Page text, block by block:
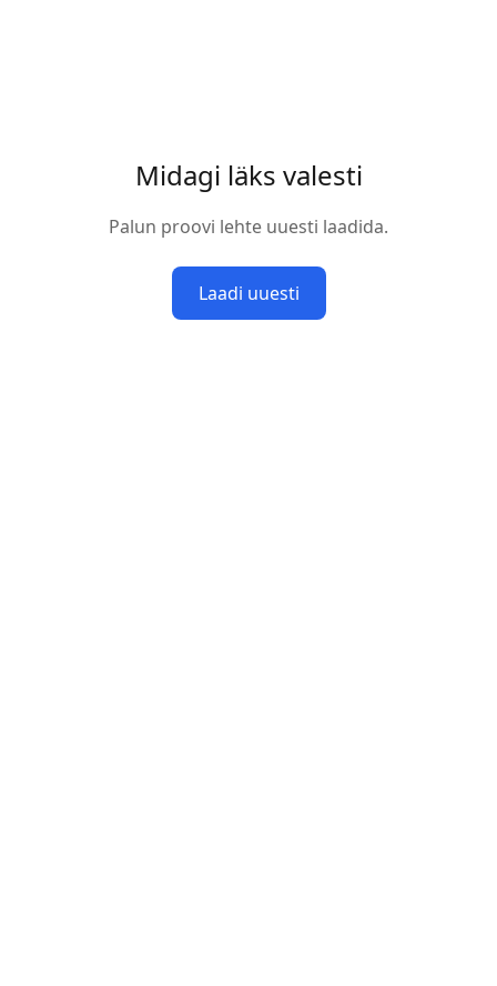
Midagi läks valesti
Palun proovi lehte uuesti laadida.
Laadi uuesti